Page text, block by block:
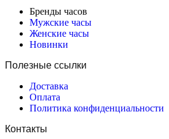
Бренды часов
Мужские часы
Женские часы
Новинки
Полезные ссылки
Доставка
Оплата
Политика конфиденциальности
Контакты